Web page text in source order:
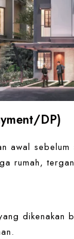
DP)
awal
rumah,
dikenakan